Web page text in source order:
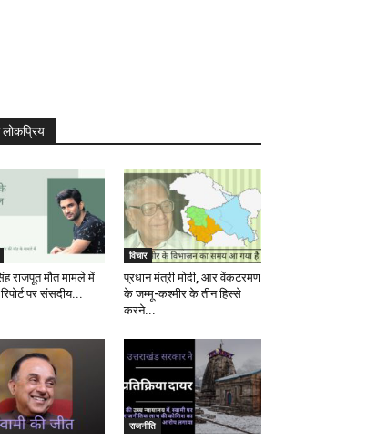
राजपूत मौत मामले में
पर संसदीय...
विचार
प्रधान मंत्री मोदी, आर वेंकटरमण
के जम्मू-कश्मीर के तीन हिस्से
करने...
राजनीति